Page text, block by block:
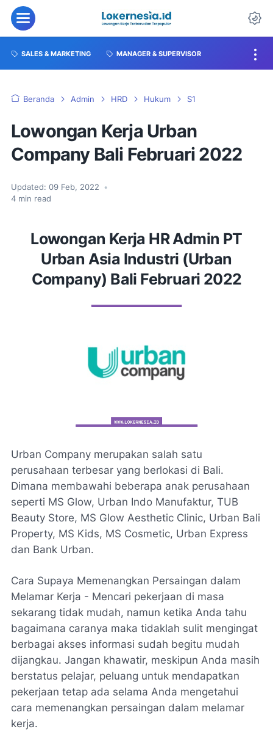
SALES & MARKETING MANAGER & SUPERVISOR
Beranda Admin HRD Hukum S1
Lowongan Kerja Urban
Company Bali Februari 2022
Updated: 09 Feb, 2022
•
4 min read
Lowongan Kerja HR Admin PT
Urban Asia Industri (Urban
Company) Bali Februari 2022
Urban Company merupakan salah satu
perusahaan terbesar yang berlokasi di Bali.
Dimana membawahi beberapa anak perusahaan
seperti MS Glow, Urban Indo Manufaktur, TUB
Beauty Store, MS Glow Aesthetic Clinic, Urban Bali
Property, MS Kids, MS Cosmetic, Urban Express
dan Bank Urban.
Cara Supaya Memenangkan Persaingan dalam
Melamar Kerja - Mencari pekerjaan di masa
sekarang tidak mudah, namun ketika Anda tahu
bagaimana caranya maka tidaklah sulit mengingat
berbagai akses informasi sudah begitu mudah
dijangkau. Jangan khawatir, meskipun Anda masih
berstatus pelajar, peluang untuk mendapatkan
pekerjaan tetap ada selama Anda mengetahui
cara memenangkan persaingan dalam melamar
kerja.